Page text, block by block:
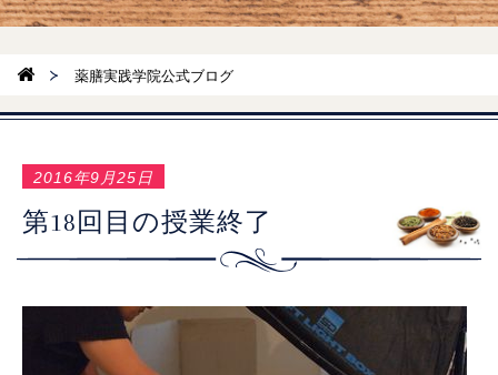
薬膳実践学院公式ブログ
2016年9月25日
第18回目の授業終了